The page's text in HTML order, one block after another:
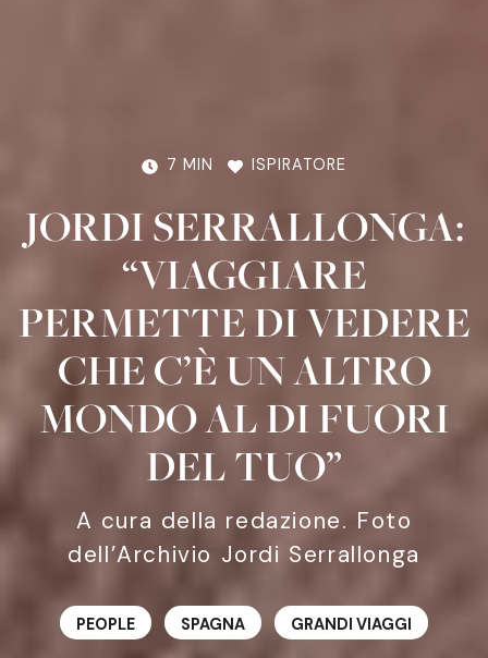
7 MIN ISPIRATORE
JORDI SERRALLONGA:
“VIAGGIARE
PERMETTE DI VEDERE
CHE C’È UN ALTRO
MONDO AL DI FUORI
DEL TUO”
A cura della redazione. Foto
dell’Archivio Jordi Serrallonga
PEOPLE SPAGNA GRANDI VIAGGI